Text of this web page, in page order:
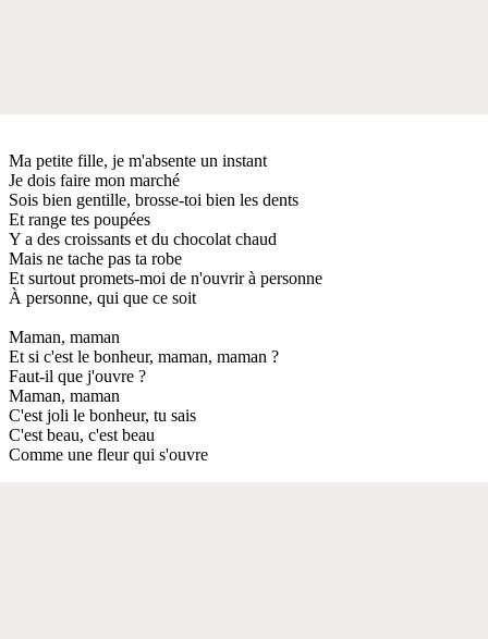
Ma petite fille, je m'absente un instant
Je dois faire mon marché
Sois bien gentille, brosse-toi bien les dents
Et range tes poupées
Y a des croissants et du chocolat chaud
Mais ne tache pas ta robe
Et surtout promets-moi de n'ouvrir à personne
À personne, qui que ce soit
Maman, maman
Et si c'est le bonheur, maman, maman ?
Faut-il que j'ouvre ?
Maman, maman
C'est joli le bonheur, tu sais
C'est beau, c'est beau
Comme une fleur qui s'ouvre